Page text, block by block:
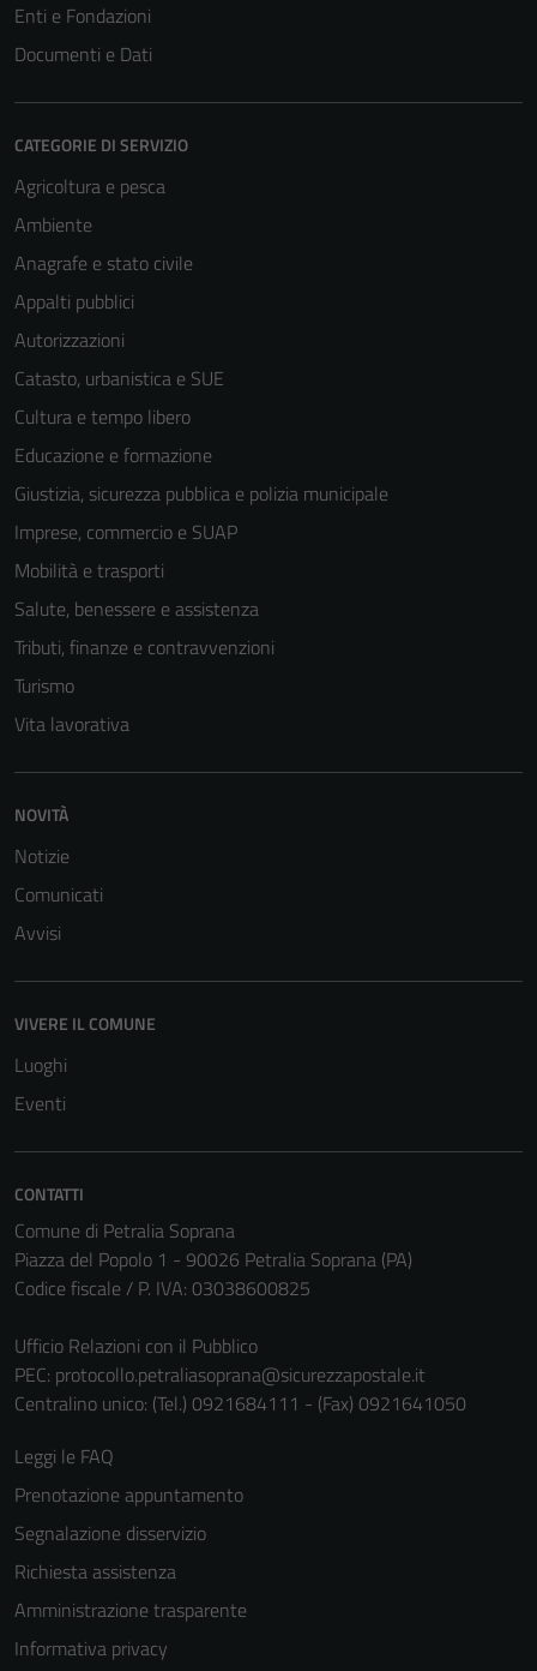
Enti e Fondazioni
Documenti e Dati
CATEGORIE DI SERVIZIO
Agricoltura e pesca
Ambiente
Anagrafe e stato civile
Appalti pubblici
Autorizzazioni
Catasto, urbanistica e SUE
Cultura e tempo libero
Educazione e formazione
Giustizia, sicurezza pubblica e polizia municipale
Imprese, commercio e SUAP
Mobilità e trasporti
Salute, benessere e assistenza
Tributi, finanze e contravvenzioni
Turismo
Vita lavorativa
NOVITÀ
Notizie
Comunicati
Avvisi
VIVERE IL COMUNE
Luoghi
Eventi
CONTATTI
Comune di Petralia Soprana
Piazza del Popolo 1 - 90026 Petralia Soprana (PA)
Codice fiscale / P. IVA: 03038600825
Ufficio Relazioni con il Pubblico
PEC: protocollo.petraliasoprana@sicurezzapostale.it
Centralino unico: (Tel.) 0921684111 - (Fax) 0921641050
Leggi le FAQ
Prenotazione appuntamento
Segnalazione disservizio
Richiesta assistenza
Amministrazione trasparente
Informativa privacy
del sito e non